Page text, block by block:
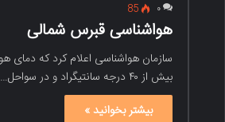
۰ 85
هواشناسی قبرس شمالی
سازمان هواشناسی اعلام کرد که دمای
بیش از ۴۰ درجه سانتیگراد و در سواحل…
بیشتر بخوانید »